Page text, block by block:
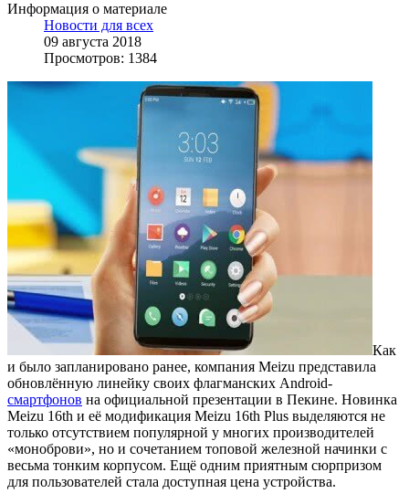
Информация о материале
Новости для всех
09 августа 2018
Просмотров: 1384
Как
и было запланировано ранее, компания Meizu представила
обновлённую линейку своих флагманских Android-
смартфонов на официальной презентации в Пекине. Новинка
Meizu 16th и её модификация Meizu 16th Plus выделяются не
только отсутствием популярной у многих производителей
«моноброви», но и сочетанием топовой железной начинки с
весьма тонким корпусом. Ещё одним приятным сюрпризом
для пользователей стала доступная цена устройства.